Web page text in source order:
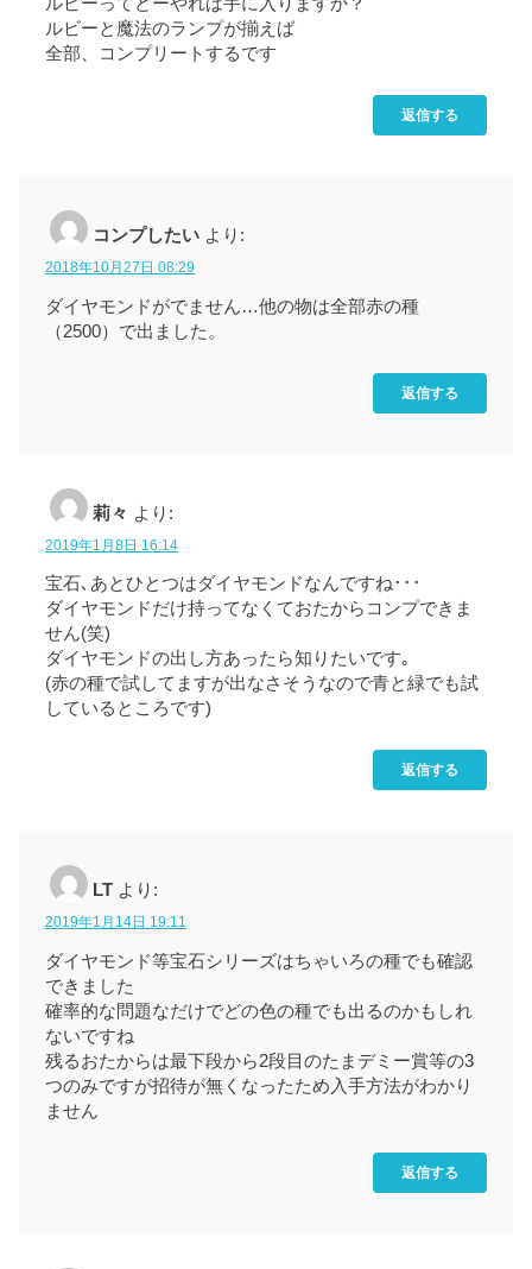
ルビーと魔法のランプが揃えば
全部、コンプリートするです
返信する
コンプしたい より:
2018年10月27日 08:29
ダイヤモンドがでません…他の物は全部赤の種
（2500）で出ました。
返信する
莉々 より:
2019年1月8日 16:14
宝石､あとひとつはダイヤモンドなんですね･･･
ダイヤモンドだけ持ってなくておたからコンプできま
せん(笑)
ダイヤモンドの出し方あったら知りたいです｡
(赤の種で試してますが出なさそうなので青と緑でも試
しているところです)
返信する
LT より:
2019年1月14日 19:11
ダイヤモンド等宝石シリーズはちゃいろの種でも確認
できました
確率的な問題なだけでどの色の種でも出るのかもしれ
ないですね
残るおたからは最下段から2段目のたまデミー賞等の3
つのみですが招待が無くなったため入手方法がわかり
ません
返信する